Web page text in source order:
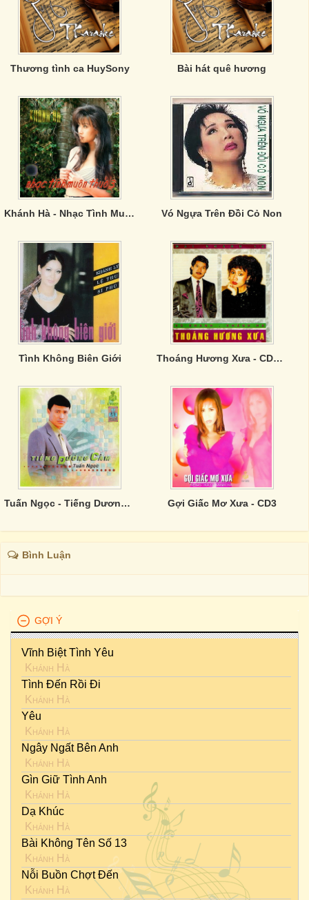
Thương tình ca HuySony Bài hát quê hương
Khánh Hà - Nhạc Tình Muôn Thuở 3 Vó Ngựa Trên Đồi Cỏ Non
Tình Không Biên Giới Thoáng Hương Xưa - CD018
Tuấn Ngọc - Tiếng Dương Cầm Gợi Giấc Mơ Xưa - CD3
Bình Luận
GỢI Ý
Vĩnh Biệt Tình Yêu
Khánh Hà
Tình Đến Rồi Đi
Khánh Hà
Yêu
Khánh Hà
Ngây Ngất Bên Anh
Khánh Hà
Gìn Giữ Tình Anh
Khánh Hà
Dạ Khúc
Khánh Hà
Bài Không Tên Số 13
Khánh Hà
Nỗi Buồn Chợt Đến
Khánh Hà